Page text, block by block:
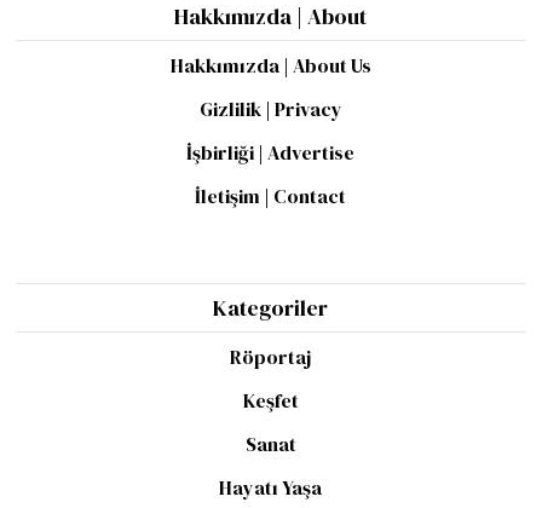
Hakkımızda | About
Hakkımızda | About Us
Gizlilik | Privacy
İşbirliği | Advertise
İletişim | Contact
Kategoriler
Röportaj
Keşfet
Sanat
Hayatı Yaşa